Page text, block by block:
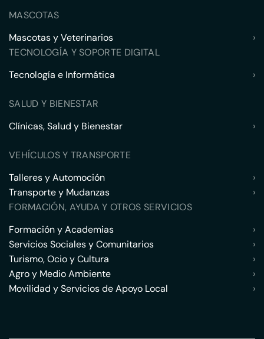
MASCOTAS
Mascotas y Veterinarios
›
TECNOLOGÍA Y SOPORTE DIGITAL
Tecnología e Informática
›
SALUD Y BIENESTAR
Clínicas, Salud y Bienestar
›
VEHÍCULOS Y TRANSPORTE
Talleres y Automoción
›
Transporte y Mudanzas
›
FORMACIÓN, AYUDA Y OTROS SERVICIOS
Formación y Academias
›
Servicios Sociales y Comunitarios
›
Turismo, Ocio y Cultura
›
Agro y Medio Ambiente
›
Movilidad y Servicios de Apoyo Local
›